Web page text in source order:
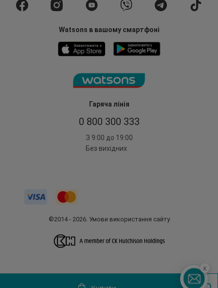
Гаряча лінія
0 800 300 333
З 9:00 до 19:00
Без вихідних
Watsons в вашому смартфоні
©2014 - 2026. Умови використання сайту
x